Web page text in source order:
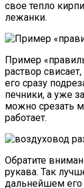
свое тепло
лежанки.
Пример
раствор
его сразу
печники, а уже
можно срезать
работает.
Обратите
рукава. Так
дальнейшем